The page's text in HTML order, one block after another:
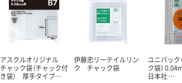
アスクルオリジナル
チャック袋（チャック付
き袋） 厚手タイプ…
伊藤忠リーテイルリン
ク チャック袋
ユニパック
ク袋）
日本社 …